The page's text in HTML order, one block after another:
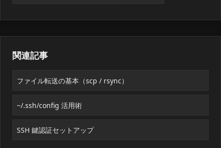
関連記事
ファイル転送の基本（scp / rsync）
~/.ssh/config 活用術
SSH 鍵認証セットアップ